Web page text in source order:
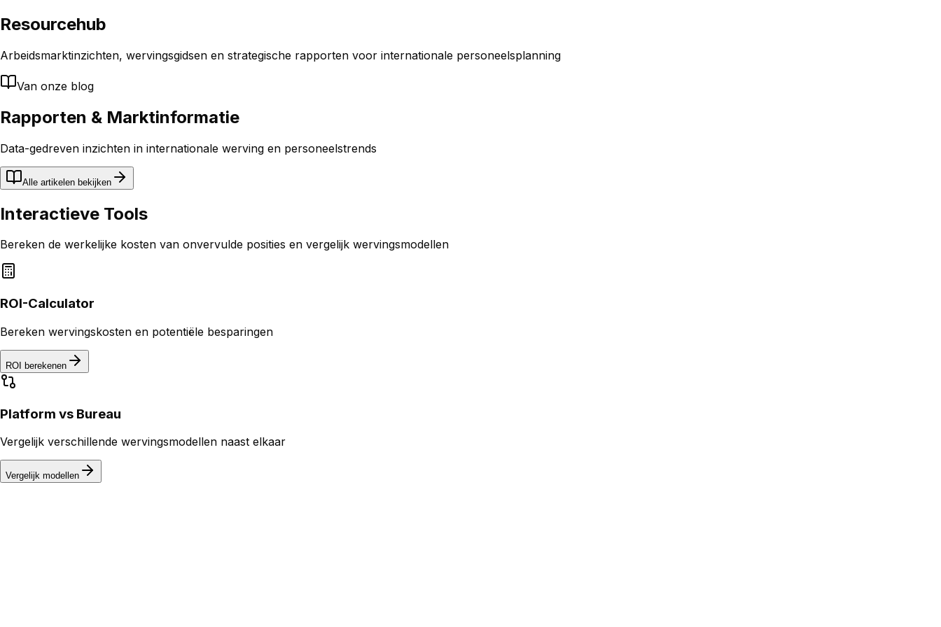
Resourcehub
Arbeidsmarktinzichten, wervingsgidsen en strategische rapporten voor internationale personeelsplanning
Van onze blog
Rapporten & Marktinformatie
Data-gedreven inzichten in internationale werving en personeelstrends
Alle artikelen bekijken
Interactieve Tools
Bereken de werkelijke kosten van onvervulde posities en vergelijk wervingsmodellen
ROI-Calculator
Bereken wervingskosten en potentiële besparingen
ROI berekenen
Platform vs Bureau
Vergelijk verschillende wervingsmodellen naast elkaar
Vergelijk modellen